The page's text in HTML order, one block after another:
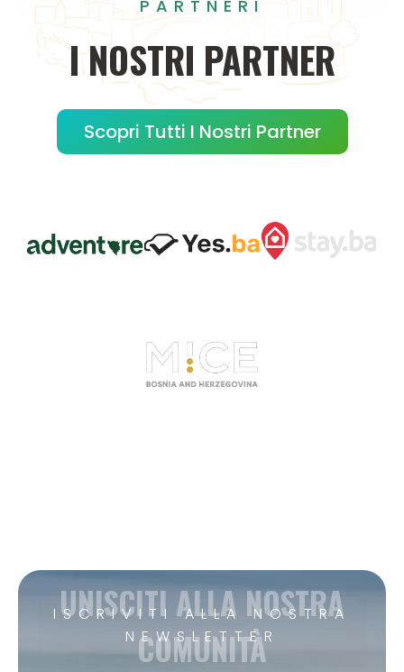
PARTNERI
INOSTRI PARTNER
Scopri Tutti I Nostri Partner
ISCRIVITI ALLA NOSTRA
NEWSLETTER
UNISCITI ALLA NOSTRA
COMUNITÀ